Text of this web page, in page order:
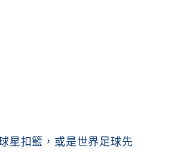
星扣籃，或是世界足球先